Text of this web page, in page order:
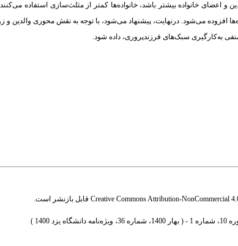
اعضای خانواده بیشتر باشد، خانواده‌ها کمتر از مثلث‌سازی استفاده
افزوده می‌شود. درنهایت، پیشنهاد می‌شود، با توجه به نقش محوری والدین
به‌کارگیری سبک‌های فرزندپروری، داده شود.
Creative Commons Attribution-NonCommercial قابل بازنشر است.
شماره 36، ویژه‌نامه دانشگاه یزد 1400 )